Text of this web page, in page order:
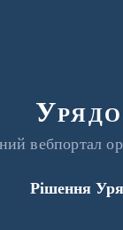
вебпортал
Рішення